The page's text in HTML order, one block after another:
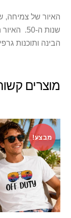
האיור של צמיחה,
שנות ה-
הבינה ותוכנות
מוצרים
מבצע!